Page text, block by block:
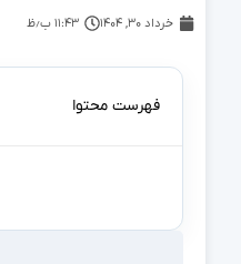
خرداد ۳۰, ۱۴۰۴ ۱۱:۴۳ ب٫ظ
فهرست محتوا